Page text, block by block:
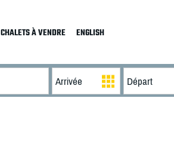
CHALETS À VENDRE ENGLISH